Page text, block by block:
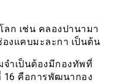
ลก เช่น คลองปานามา
งแคบมะละกา เป็นต้น
ำเป็นต้องมีกองทัพที่
16 คือการพัฒนากอง